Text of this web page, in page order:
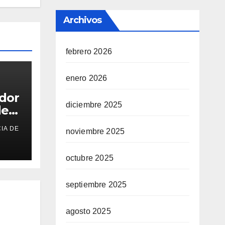
DE
Archivos
febrero 2026
enero 2026
diciembre 2025
noviembre 2025
octubre 2025
septiembre 2025
agosto 2025